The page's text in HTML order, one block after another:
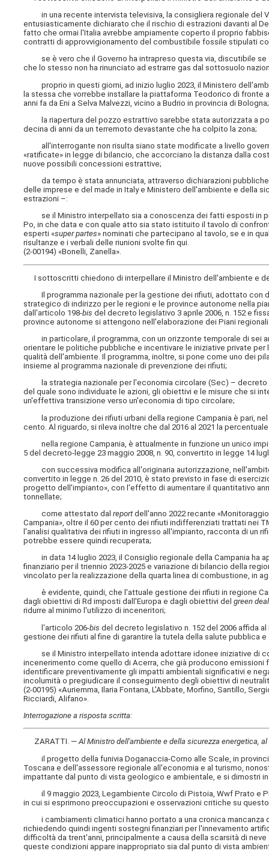
in una recente intervista televisiva, la consigliera regionale del
entusiasticamente dichiarato che il rischio di estrazioni davanti al
fatto che ormai l'Italia avrebbe ampiamente coperto il proprio
contratti di approvvigionamento del combustibile fossile stipulati
se è vero che il Governo ha intrapreso questa via, discutibile se
che lo stesso non ha rinunciato ad estrarre gas dal sottosuolo
proprio in questi giorni, ad inizio luglio 2023, il Ministero
la stessa che vorrebbe installare la piattaforma Teodorico di fronte
anni fa da Eni a Selva Malvezzi, vicino a Budrio in provincia di Bologna;
la riapertura del pozzo estrattivo sarebbe stata autorizzata a
decina di anni da un terremoto devastante che ha colpito la zona;
all'interrogante non risulta siano state modificate a livello
«ratificate» in legge di bilancio, che accorciano la distanza dalla
nuove possibili concessioni estrattive;
da tempo è stata annunciata, attraverso dichiarazioni
delle imprese e del made in Italy e Ministero dell'ambiente e della
estrazioni –:
se il Ministro interpellato sia a conoscenza dei fatti esposti in
Po, in che data e con quale atto sia stato istituito il tavolo di
esperti «super partes» nominati che partecipano al tavolo, se e in
risultanze e i verbali delle riunioni svolte fin qui.
(2-00194) «Bonelli, Zanella».
I sottoscritti chiedono di interpellareil Ministro dell'ambiente e
Il programma nazionale per la gestione dei rifiuti, adottato con
strategico di indirizzo per le regioni e le province autonome nella
dall'articolo 198-bis del decreto legislativo 3 aprile 2006, n. 152 e
province autonome si attengono nell'elaborazione dei Piani
in particolare, il programma, con un orizzonte temporale di sei
orientare le politiche pubbliche e incentivare le iniziative private
qualità dell'ambiente. Il programma, inoltre, si pone come uno dei
insieme al programma nazionale di prevenzione dei rifiuti;
la strategia nazionale per l'economia circolare (Sec) – decreto
del quale sono individuate le azioni, gli obiettivi e le misure che si
un'effettiva transizione verso un'economia di tipo circolare;
la produzione dei rifiuti urbani della regione Campania è pari, nel
cento. Al riguardo, si rileva inoltre che dal 2016 al 2021 la
nella regione Campania, è attualmente in funzione un unico
5 del decreto-legge 23 maggio 2008, n. 90, convertito in legge 14
con successiva modifica all'originaria autorizzazione,
convertito in legge n. 26 del 2010, è stato previsto in fase di
progetto dell'impianto», con l'effetto di aumentare il quantitativo
tonnellate;
come attestato dalreportdell'anno 2022 recante
Campania», oltre il 60 per cento dei rifiuti indifferenziati trattati nei
l'analisi qualitativa dei rifiuti in ingresso all'impianto, racconta di
potrebbe essere quindi recuperata;
in data 14 luglio 2023, il Consiglio regionale della Campania ha
finanziario per il triennio 2023-2025 e variazione di bilancio della
vincolato per la realizzazione della quarta linea di combustione, in
è evidente, quindi, che l'attuale gestione dei rifiuti in regione
dagli obiettivi di Rd imposti dall'Europa e dagli obiettivi delgreen deal
ridurre al minimo l'utilizzo di inceneritori;
l'articolo 206-bis del decreto legislativo n. 152 del 2006 affida
gestione dei rifiuti al fine di garantire la tutela della salute pubblica
se il Ministro interpellato intenda adottare idonee iniziative di
incenerimento come quello di Acerra, che già producono
identificare preventivamente gli impatti ambientali significativi e
incolumità o pregiudicare il conseguimento degli obiettivi di
(2-00195) «Auriemma, Ilaria Fontana, L'Abbate, Morfino, Santillo,
Ricciardi, Alifano».
Interrogazione a risposta scritta:
ZARATTI. —Al Ministro dell'ambiente e della sicurezza energetica,
il progetto della funivia Doganaccia-Corno alle Scale, in
Toscana e dell'assessore regionale all'economia e al turismo,
impattante dal punto di vista geologico e ambientale, e si dimostri
il 9 maggio 2023, Legambiente Circolo di Pistoia, Wwf Prato e
in cui si esprimono preoccupazioni e osservazioni critiche su
i cambiamenti climatici hanno portato a una cronica mancanza
richiedendo quindi ingenti sostegni finanziari per l'innevamento
difficoltà da trent'anni, principalmente a causa della scarsità di
queste condizioni appare inappropriato sia dal punto di vista